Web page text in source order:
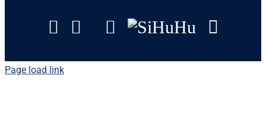
Facebook
Instagram
Tripadvisor
YouTube
SiHuHu
Page load link